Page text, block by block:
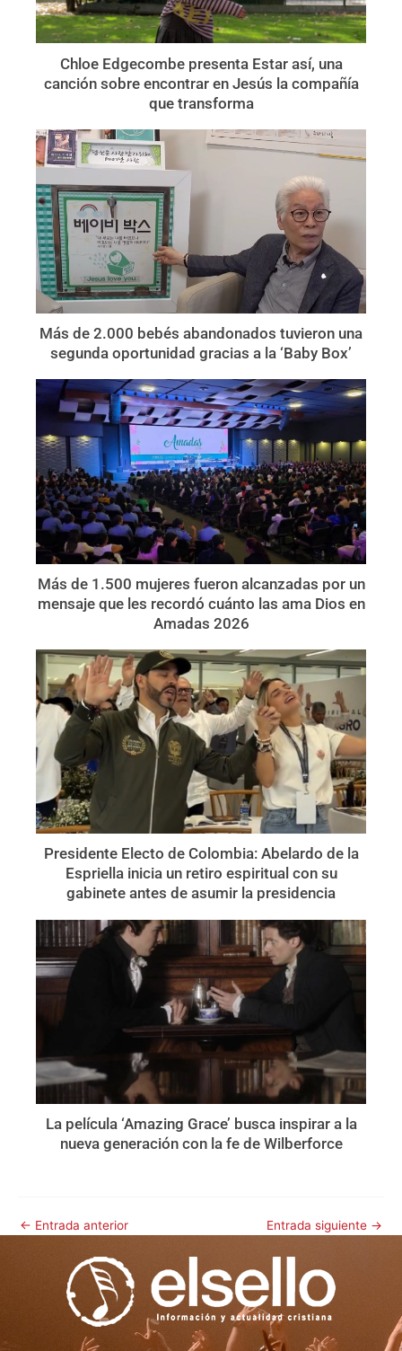
Chloe Edgecombe presenta Estar así, una
canción sobre encontrar en Jesús la compañía
que transforma
Más de 2.000 bebés abandonados tuvieron una
segunda oportunidad gracias a la ‘Baby Box’
Más de 1.500 mujeres fueron alcanzadas por un
mensaje que les recordó cuánto las ama Dios en
Amadas 2026
Presidente Electo de Colombia: Abelardo de la
Espriella inicia un retiro espiritual con su
gabinete antes de asumir la presidencia
La película ‘Amazing Grace’ busca inspirar a la
nueva generación con la fe de Wilberforce
← Entrada anterior Entrada siguiente →